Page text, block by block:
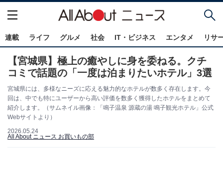
連載 ライフ グルメ 社会 IT・ビジネス エンタメ リサ
【宮城県】極上の癒やしに身を委ねる。クチ
コミで話題の「一度は泊まりたいホテル」3選
宮城県には、多様なニーズに応える魅力的なホテルが数多く存在します。今
回は、中でも特にユーザーから高い評価を数多く獲得したホテルをまとめて
紹介します。（サムネイル画像：「鳴子温泉 源蔵の湯 鳴子観光ホテル」公式
Webサイトより）
2026.05.24
All About ニュース お買いもの部